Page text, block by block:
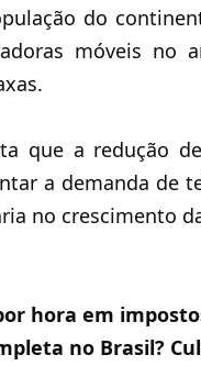
do
móveis no
.
que a redução
a demanda de
no crescimento
hora em
no Brasil?